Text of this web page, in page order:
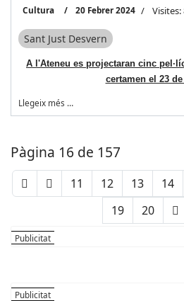
Cultura 20 Febrer 2024 Visites:
Sant Just Desvern
A l'Ateneu es projectaran cinc
certamen el 23
Llegeix més …
Pàgina 16 de 157
11 12 13 14
19
20